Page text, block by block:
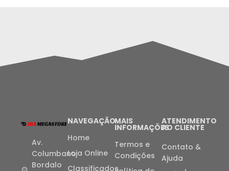
Av.
Columbano
Bordalo
NAVEGAÇÃO
Home
Loja Online
Classificados
MAIS
INFORMAÇÕES
Termos e
Condições
ATENDIMENTO
AO CLIENTE
Contato &
Ajuda